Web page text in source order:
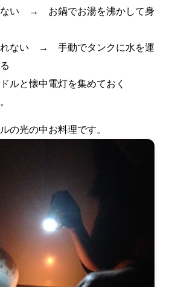
ない → お鍋でお湯を沸かして身
れない → 手動でタンクに水を運
ルと懐中電灯を集めておく
の光の中お料理です。